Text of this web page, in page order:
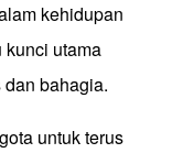
kehidupan
kunci utama
bahagia.
untuk terus